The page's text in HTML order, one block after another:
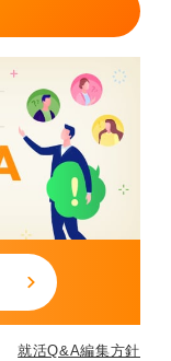
就活Q&A編集方針